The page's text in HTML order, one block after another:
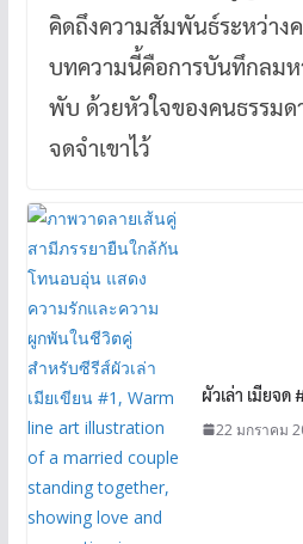
คิดถึงความสัมพันธ์ระหว่าง
บทความนี้คือการบันทึกลมห
พับ ด้วยหัวใจของคนธรรม
จดจำเขาไว้
ผัวเล่า เมียจด
22 มกราคม